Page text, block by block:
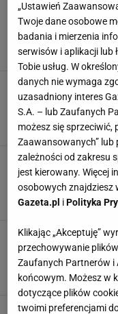
Ta
się
Łyse
zabieg
OGRÓD
Przez
DOMOWE
DOMOWE
To
„Ustawień
Twoje dane osobowe
badania i mierzenia
serwisów i aplikacji lub
Tobie usług. W
danych nie wymaga
uzasadniony interes
S.A. – lub Zaufanych
możesz się sprzeciwić,
Zaawansowanych”
zależności od zakresu
jest kierowany. Więcej
osobowych znajdziesz
Gazeta.pl i Polityka
Klikając „Akceptuję”
przechowywanie
Zaufanych Partnerów i
końcowym. Możesz w
dotyczące plików
twoimi preferencjami